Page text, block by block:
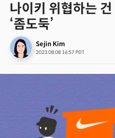
나이키 위협하는
‘좀도둑’
Sejin Kim
2023.08.08 16:57 PDT